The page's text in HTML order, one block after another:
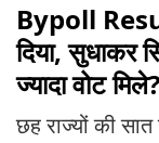
Bypoll
दिया, सुधाकर
ज्यादा वोट मिले?
छह राज्यों की